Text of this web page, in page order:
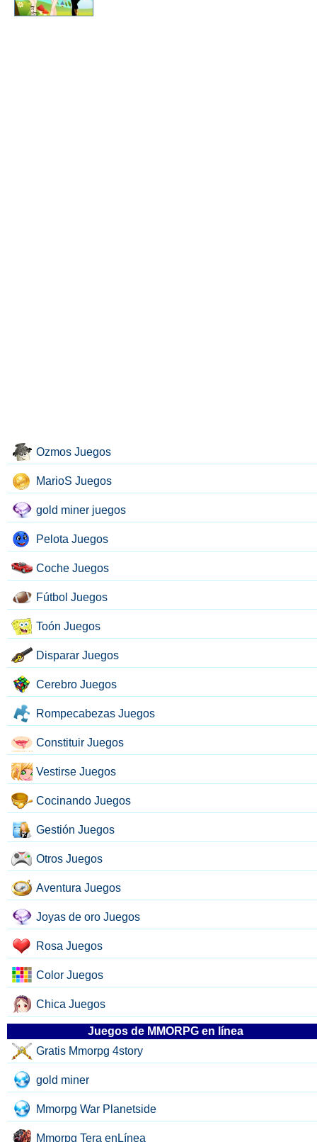
Ozmos Juegos
MarioS Juegos
gold miner juegos
Pelota Juegos
Coche Juegos
Fútbol Juegos
Toón Juegos
Disparar Juegos
Cerebro Juegos
Rompecabezas Juegos
Constituir Juegos
Vestirse Juegos
Cocinando Juegos
Gestión Juegos
Otros Juegos
Aventura Juegos
Joyas de oro Juegos
Rosa Juegos
Color Juegos
Chica Juegos
Juegos de MMORPG en línea
Gratis Mmorpg 4story
gold miner
Mmorpg War Planetside
Mmorpg Tera enLínea